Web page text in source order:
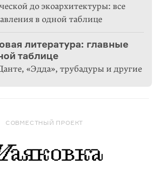
до экоархитектуры: все
в одной таблице
литература: главные
таблице
«Эдда», трубадуры и другие
СОВМЕСТНЫЙ ПРОЕКТ